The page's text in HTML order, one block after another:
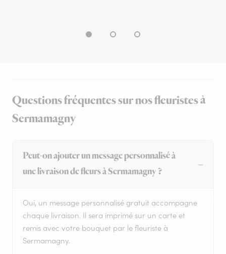
Questions fréquentes sur nos fleuristes à
Sermamagny
Peut-on ajouter un message personnalisé à
une livraison de fleurs à Sermamagny ?
Oui, un message personnalisé gratuit accompagne
chaque livraison. Il sera imprimé sur un carte et
remis avec votre bouquet par le fleuriste à
Sermamagny.